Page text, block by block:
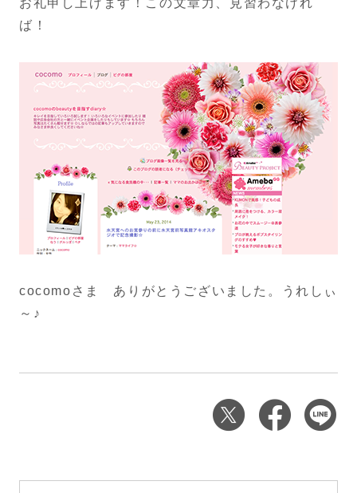
お礼申し上げます！この文章力、見習わなけれ
ば！
cocomoさま ありがとうございました。うれしぃ
～♪